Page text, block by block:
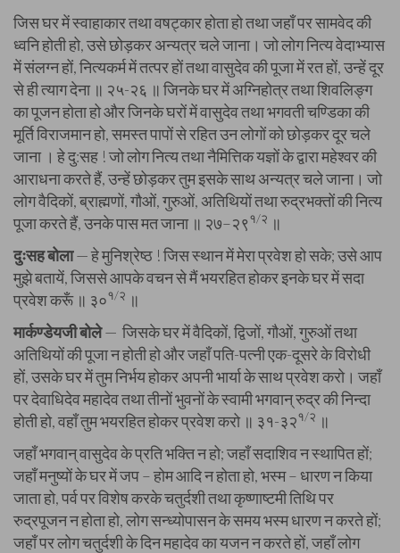
जिस घर में स्वाहाकार तथा वषट्कार होता हो तथा जहाँ पर सामवेद की
ध्वनि होती हो, उसे छोड़कर अन्यत्र चले जाना। जो लोग नित्य वेदाभ्यास
में संलग्न हों, नित्यकर्म में तत्पर हों तथा वासुदेव की पूजा में रत हों, उन्हें दूर
से ही त्याग देना ॥ २५-२६ ॥ जिनके घर में अग्निहोत्र तथा शिवलिङ्ग
का पूजन होता हो और जिनके घरों में वासुदेव तथा भगवती चण्डिका की
मूर्ति विराजमान हो, समस्त पापों से रहित उन लोगों को छोड़कर दूर चले
जाना । हे दु:सह ! जो लोग नित्य तथा नैमित्तिक यज्ञों के द्वारा महेश्वर की
आराधना करते हैं, उन्हें छोड़कर तुम इसके साथ अन्यत्र चले जाना। जो
लोग वैदिकों, ब्राह्मणों, गौओं, गुरुओं, अतिथियों तथा रुद्रभक्तों की नित्य
पूजा करते हैं, उनके पास मत जाना ॥ २७–२९१/२ ॥
दुःसह बोला— हे मुनिश्रेष्ठ ! जिस स्थान में मेरा प्रवेश हो सके; उसे आप
मुझे बतायें, जिससे आपके वचन से मैं भयरहित होकर इनके घर में सदा
प्रवेश करूँ ॥ ३०१/२ ॥
मार्कण्डेयजी बोले— जिसके घर में वैदिकों, द्विजों, गौओं, गुरुओं तथा
अतिथियों की पूजा न होती हो और जहाँ पति-पत्नी एक-दूसरे के विरोधी
हों, उसके घर में तुम निर्भय होकर अपनी भार्या के साथ प्रवेश करो। जहाँ
पर देवाधिदेव महादेव तथा तीनों भुवनों के स्वामी भगवान् रुद्र की निन्दा
होती हो, वहाँ तुम भयरहित होकर प्रवेश करो ॥ ३१-३२१/२ ॥
जहाँ भगवान् वासुदेव के प्रति भक्ति न हो; जहाँ सदाशिव न स्थापित हों;
जहाँ मनुष्यों के घर में जप – होम आदि न होता हो, भस्म – धारण न किया
जाता हो, पर्व पर विशेष करके चतुर्दशी तथा कृष्णाष्टमी तिथि पर
रुद्रपूजन न होता हो, लोग सन्ध्योपासन के समय भस्म धारण न करते हों;
जहाँ पर लोग चतुर्दशी के दिन महादेव का यजन न करते हों, जहाँ लोग